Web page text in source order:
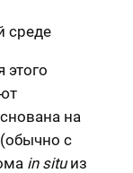
среде
этого
на
с
in situиз